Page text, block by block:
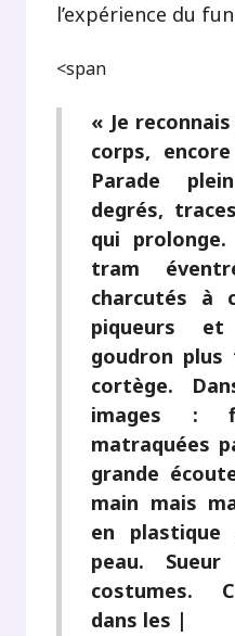
l’expérience du
<span
« Je
corps,
Parade
degrés,
qui
tram
charcutés à
piqueurs
goudron plus
cortège.
images :
matraquées
grande
main mais
en plastique
peau.
costumes.
dans les |